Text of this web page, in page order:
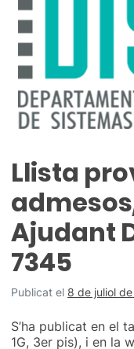
Llista
Ajudant
7345
Publicat el 8 de juliol
S’ha publicat en el
1G, 3er pis), i en la